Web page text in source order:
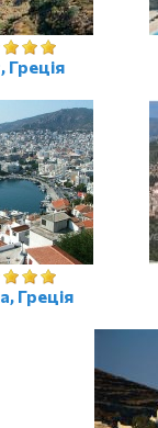
Греція
Греція